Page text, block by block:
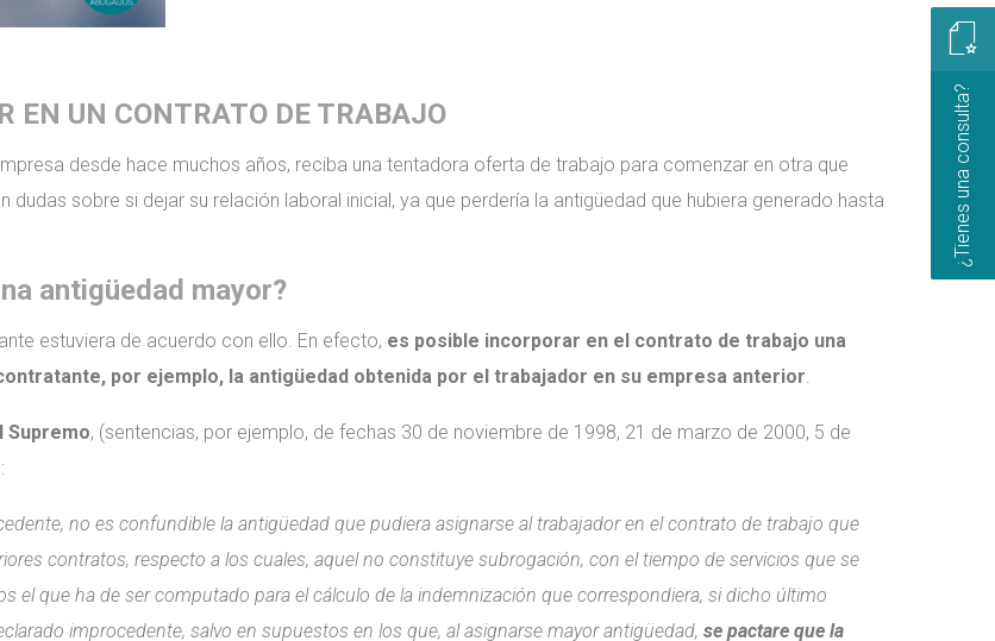
EN UN CONTRATO DE TRABAJO
desde hace muchos años, reciba una tentadora oferta de trabajo para comenzar en otra que
sobre si dejar su relación laboral inicial, ya que perdería la antigüedad que hubiera generado hasta
antigüedad mayor?
estuviera de acuerdo con ello. En efecto, es posible incorporar en el contrato de trabajo una
por ejemplo, la antigüedad obtenida por el trabajador en su empresa anterior.
Supremo, (sentencias, por ejemplo, de fechas 30 de noviembre de 1998, 21 de marzo de 2000, 5 de
no es confundible la antigüedad que pudiera asignarse al trabajador en el contrato de trabajo que
contratos, respecto a los cuales, aquel no constituye subrogación, con el tiempo de servicios que se
el que ha de ser computado para el cálculo de la indemnización que correspondiera, si dicho último
improcedente, salvo en supuestos en los que, al asignarse mayor antigüedad, se pactare que la
¿Tienes una consulta?